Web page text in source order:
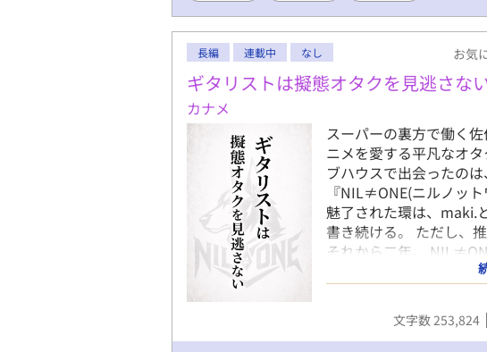
長編 連載中 なし お気
ギタリストは擬態オタクを見逃さな
カナメ
スーパーの裏方で働く
ニメを愛する平凡なオ
ブハウスで出会ったの
『NIL≠ONE(ニルノッ
魅了された環は、maki.
書き続ける。 ただし、
それから二年。
りつ)は、誰よりも自分
『maki.』の存在を覚え
男の言葉に、聞き覚え
か」 推しにだけは見つ
文字数 253,824